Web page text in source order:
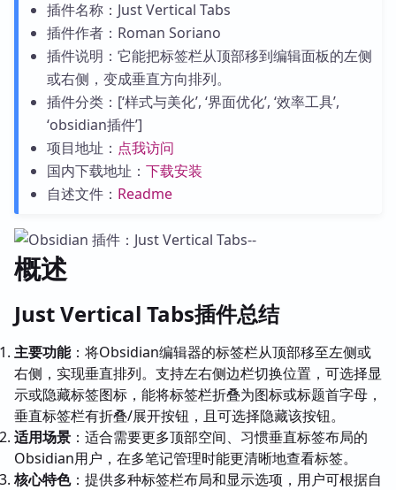
插件名称：Just Vertical Tabs
插件作者：Roman Soriano
插件说明：它能把标签栏从顶部移到编辑面板的左侧
或右侧，变成垂直方向排列。
插件分类：[‘样式与美化’, ‘界面优化’, ‘效率工具’,
‘obsidian插件’]
项目地址： 点我访问
国内下载地址： 下载安装
自述文件： Readme
概述
Just Vertical Tabs插件总结
主要功能：将Obsidian编辑器的标签栏从顶部移至左侧或
右侧，实现垂直排列。支持左右侧边栏切换位置，可选择显
示或隐藏标签图标，能将标签栏折叠为图标或标题首字母，
垂直标签栏有折叠/展开按钮，且可选择隐藏该按钮。
适用场景 ：适合需要更多顶部空间、习惯垂直标签布局的
Obsidian用户，在多笔记管理时能更清晰地查看标签。
核心特色：提供多种标签栏布局和显示选项，用户可根据自